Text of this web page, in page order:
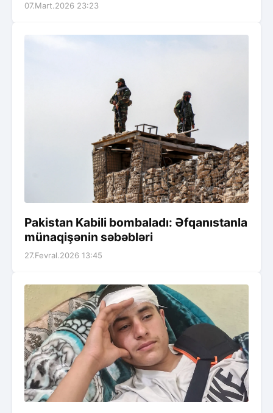
07.Mart.2026 23:23
Pakistan Kabili bombaladı: Əfqanıstanla
münaqişənin səbəbləri
27.Fevral.2026 13:45